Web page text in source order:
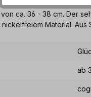
ca. 36 - 38 cm. Der
Material.
ab